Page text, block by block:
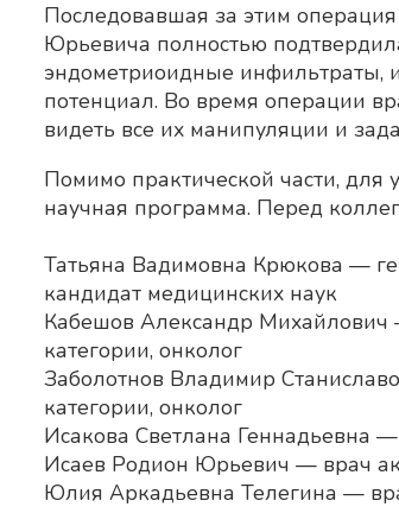
Последовавшая за этим
Юрьевича полностью
эндометриоидные инфильтраты,
потенциал. Во время операции
видеть все их манипуляции и
Помимо практической части,
научная программа. Перед
Татьяна Вадимовна Крюкова —
кандидат медицинских наук
Кабешов Александр
категории, онколог
Заболотнов Владимир
категории, онколог
Исакова Светлана Геннадьевна
Исаев Родион Юрьевич — врач
Юлия Аркадьевна Телегина —